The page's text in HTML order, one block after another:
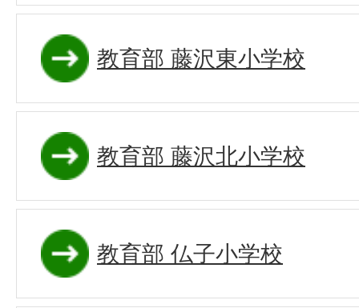
教育部 藤沢東小学校
教育部 藤沢北小学校
教育部 仏子小学校